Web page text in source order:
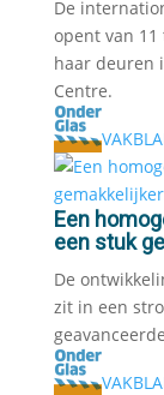
De
opent van
haar deuren
Centre.
Een
een stuk
De
zit in een